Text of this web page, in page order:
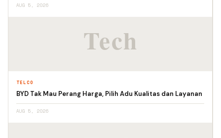
AUG 5, 2026
TELCO
BYD Tak Mau Perang Harga, Pilih Adu Kualitas dan Layanan
AUG 5, 2026